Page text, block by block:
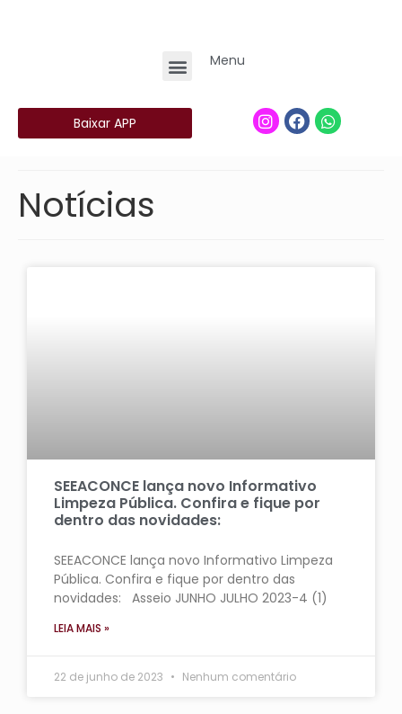
Menu
Baixar APP
Notícias
SEEACONCE lança novo Informativo
Limpeza Pública. Confira e fique por
dentro das novidades:
SEEACONCE lança novo Informativo Limpeza
Pública. Confira e fique por dentro das
novidades: Asseio JUNHO JULHO 2023-4 (1)
LEIA MAIS »
22 de junho de 2023 Nenhum comentário